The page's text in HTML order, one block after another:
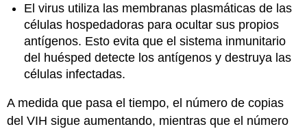
El virus utiliza las membranas plasmáticas de las
células hospedadoras para ocultar sus propios
antígenos. Esto evita que el sistema inmunitario
del huésped detecte los antígenos y destruya las
células infectadas.
A medida que pasa el tiempo, el número de copias
del VIH sigue aumentando, mientras que el número